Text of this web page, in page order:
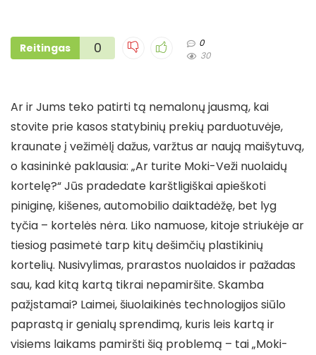
Reitingas 0
0
30
Ar ir Jums teko patirti tą nemalonų jausmą, kai
stovite prie kasos statybinių prekių parduotuvėje,
kraunate į vežimėlį dažus, varžtus ar naują maišytuvą,
o kasininkė paklausia: „Ar turite Moki-Veži nuolaidų
kortelę?“ Jūs pradedate karštligiškai apieškoti
piniginę, kišenes, automobilio daiktadėžę, bet lyg
tyčia – kortelės nėra. Liko namuose, kitoje striukėje ar
tiesiog pasimetė tarp kitų dešimčių plastikinių
kortelių. Nusivylimas, prarastos nuolaidos ir pažadas
sau, kad kitą kartą tikrai nepamiršite. Skamba
pažįstamai? Laimei, šiuolaikinės technologijos siūlo
paprastą ir genialų sprendimą, kuris leis kartą ir
visiems laikams pamiršti šią problemą – tai „Moki-